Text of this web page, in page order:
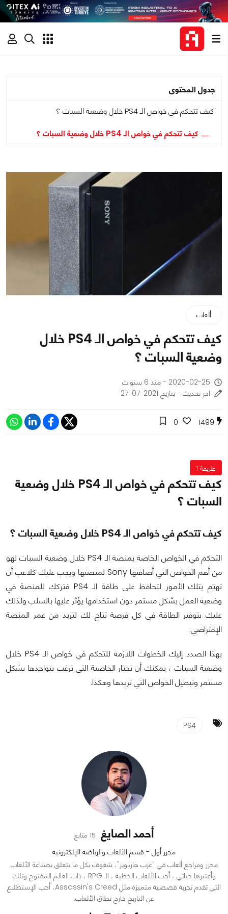
جدول المحتوى
كيف تتحكم في خواص الـ PS4 خلال وضعية السبات ؟
كيف تتحكم في خواص الـ PS4 خلال وضعية السبات ؟
ألعاب
كيف تتحكم في خواص الـ PS4 خلال
وضعية السبات ؟
2020-02-25 - منذ 6 سنوات
اخر تحديث - بتاريخ 2021-07-27
1499
0
طريقة 1
كيف تتحكم في خواص الـ PS4 خلال وضعية
السبات ؟
كيف تتحكم في خواص الـ PS4 خلال وضعية السبات ؟
التحكم في الخواص الخاصة بمنصة الـ PS4 خلال وضعية السبات لهو
من أهم الخواص التي أضافتها Sony لمنصتها ويجب عليك كلاعب أن
تهتم بتلك الأمور لتحافظ على طاقة الـ PS4 فتركك للمنصة في
وضعية العمل بشكل مستمر دون استخدامها يؤثر عليها بالسلب ولذلك
عليك بتوفير الطاقة في كل فرصة تتاح لك لتزيد من عمر المنصة
الإفتراضي.
بهذا الصدد إليك الخطوات اللازمة للتحكم في خواص الـ PS4 خلال
وضعية السبات ، يمكنك أن تختار الخاصية التي ترغب بتواجدها بشكل
مستمر وتبطيل الخواص التي تريدها وهكذا.
PS4
أحمد الصايغ 15 متابع
محرر أول - قسم الألعاب والرياضة الإلكترونية
محرر ومراجع ألعاب في "عرب هاردوير"، شغوف بكل ما يتعلق بصناعة الألعاب
وأعتبرها حياتي ، أحب الألعاب الخطية ، الـ RPG ، ذات العالم المفتوح وتلك
التي تقدم تجربة قصصية متميزة مثل Assassin's Creed، أحب الإستطلاع
عن التاريخ خارج نطاق الألعاب.